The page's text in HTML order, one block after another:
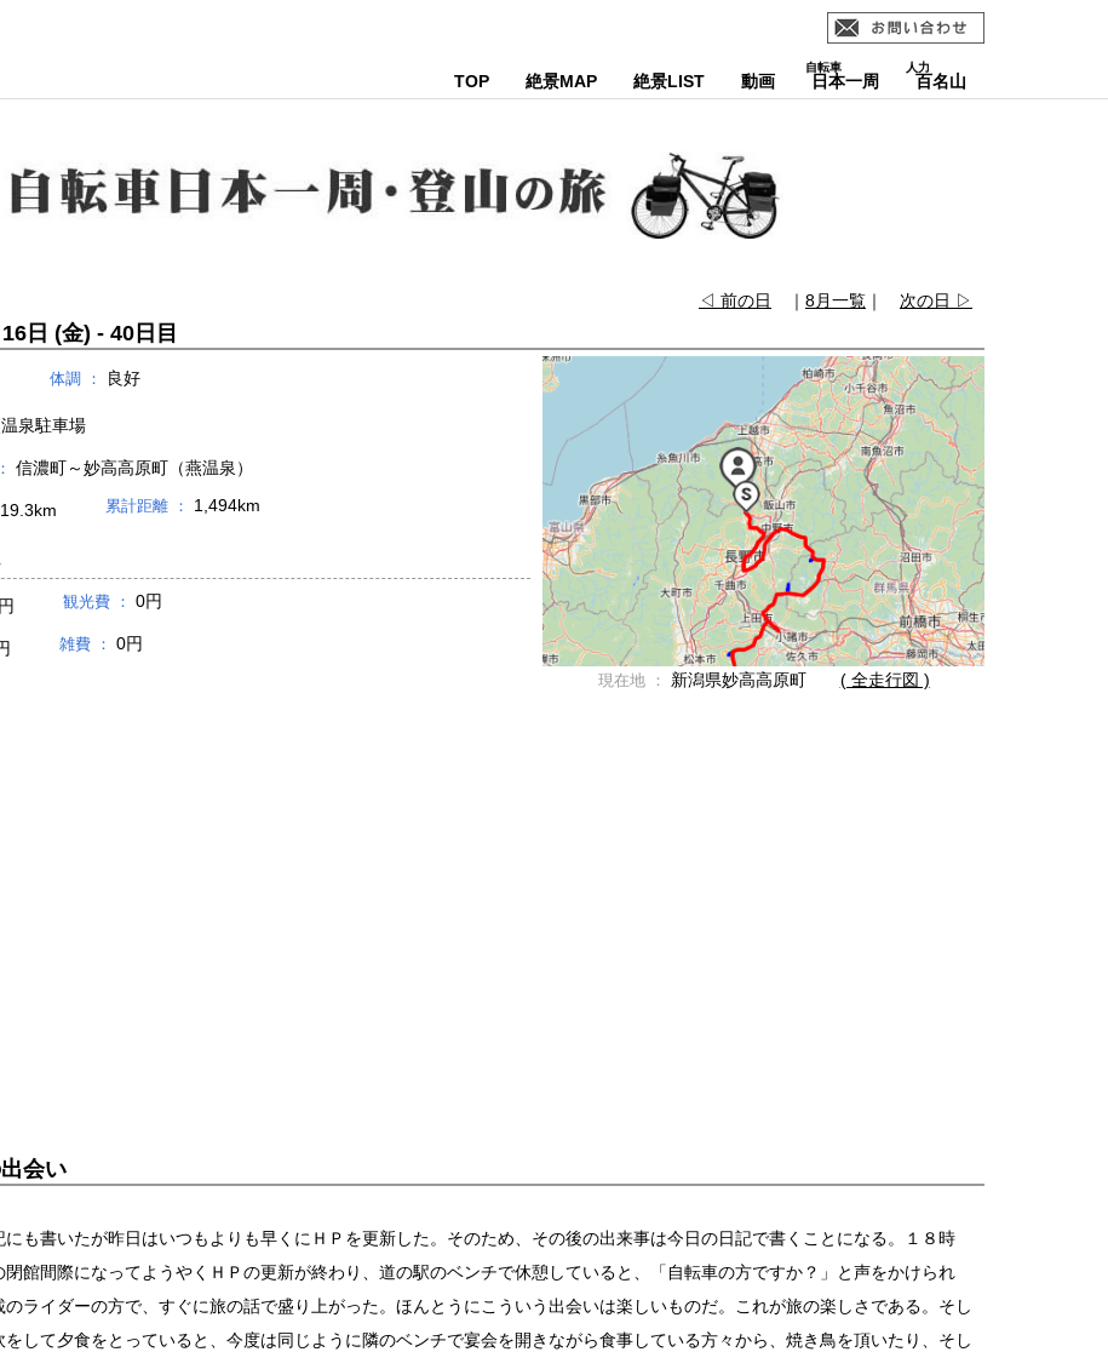
TOP 絶景MAP 絶景LIST 動画 日本一周 百名山
◁ 前の日 ｜ 8月一覧 ｜ 次の日 ▷
日 (金) - 40日目
体調 ： 良好
泉駐車場
信濃町～妙高高原町（燕温泉）
19.3km 累計距離 ： 1,494km
観光費 ： 0円
雑費 ： 0円
現在地 ： 新潟県妙高高原町 ( 全走行図 )
会い
も書いたが昨日はいつもよりも早くにＨＰを更新した。そのため、その後の出来事は今日の日記で書くことになる。１８時
閉館間際になってようやくＨＰの更新が終わり、道の駅のベンチで休憩していると、「自転車の方ですか？」と声をかけられ
のライダーの方で、すぐに旅の話で盛り上がった。ほんとうにこういう出会いは楽しいものだ。これが旅の楽しさである。そし
をして夕食をとっていると、今度は同じように隣のベンチで宴会を開きながら食事している方々から、焼き鳥を頂いたり、そし